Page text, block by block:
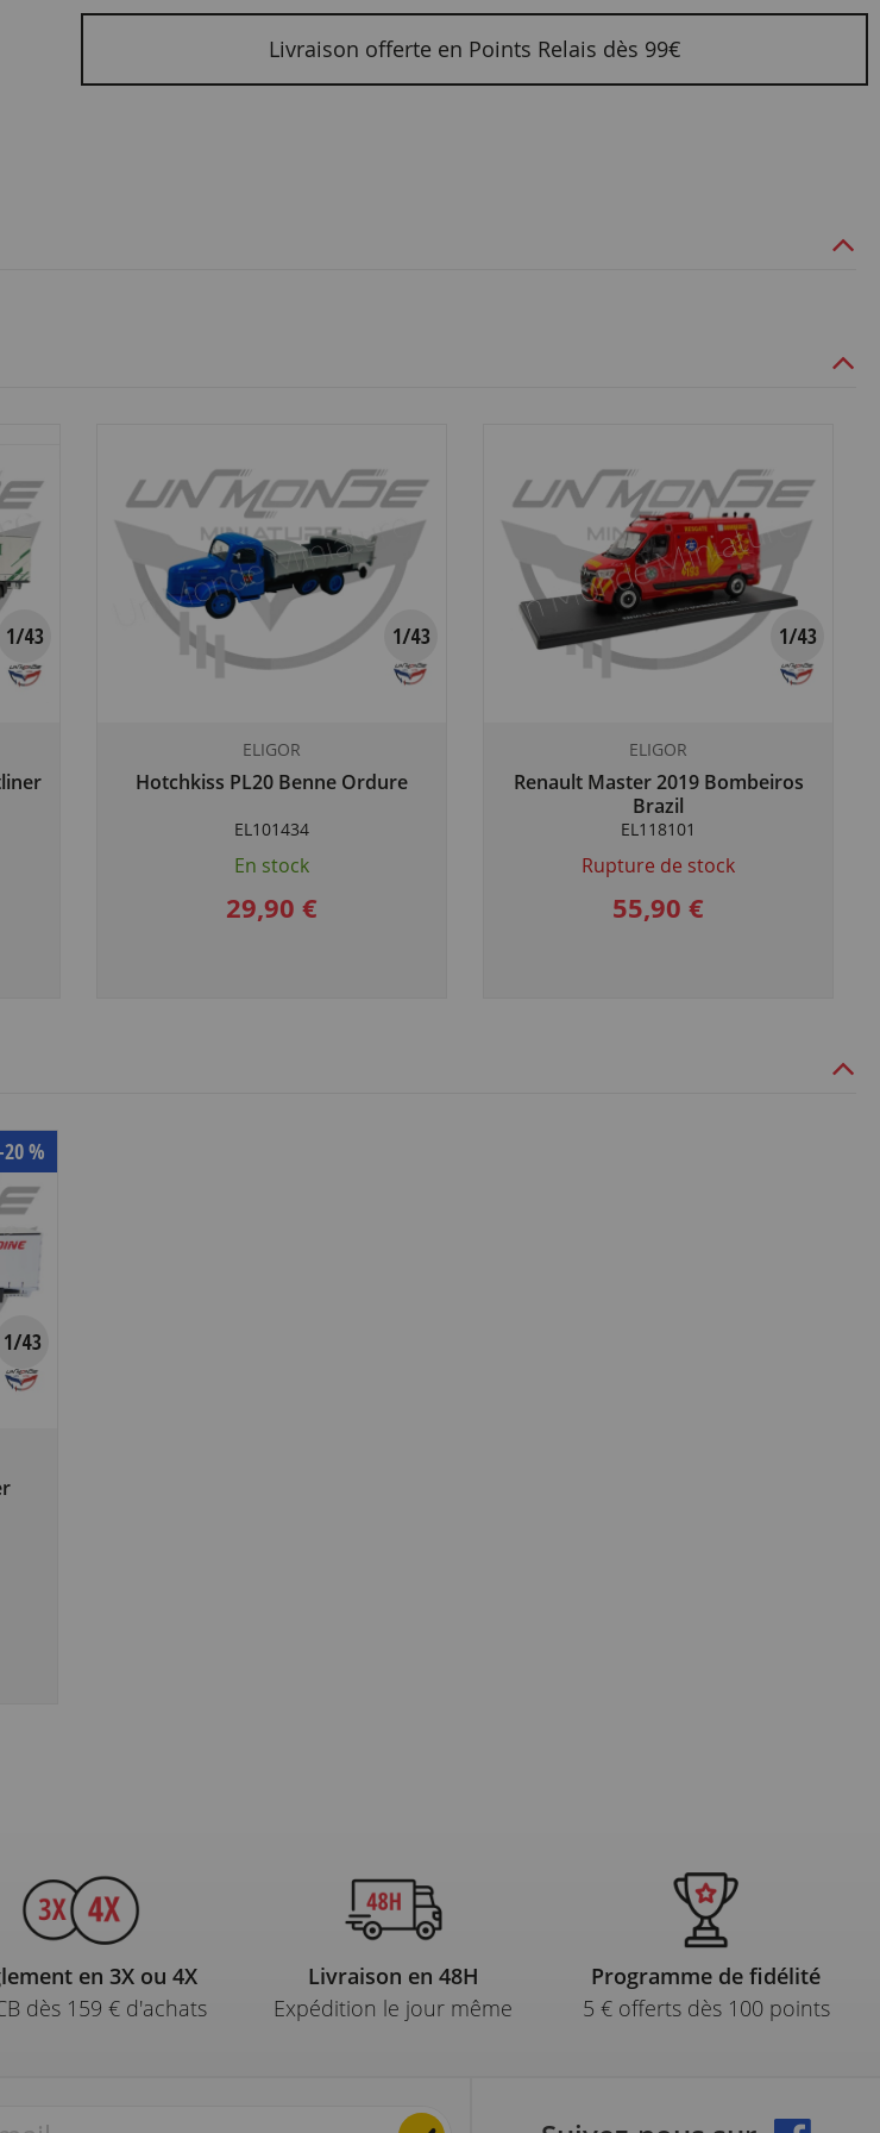
Livraison offerte en Points Relais dès 99€
ELIGOR
Hotchkiss PL20 Benne Ordure
EL101434
En stock
29,90 €
ELIGOR
Renault Master 2019 Bombeiros
Brazil
EL118101
Rupture de stock
55,90 €
%
en 3X ou 4X
dès 159 € d'achats
Livraison en 48H
Expédition le jour même
Programme de fidélité
5 € offerts dès 100 points